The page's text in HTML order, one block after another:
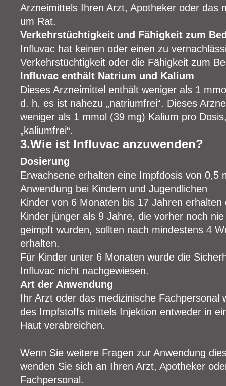
Arzneimittels Ihren Arzt, Apotheker oder das
um Rat.
Verkehrstüchtigkeit und Fähigkeit zum
Influvac hat keinen oder einen zu
Verkehrstüchtigkeit oder die Fähigkeit zum
Influvac enthält Natrium und Kalium
Dieses Arzneimittel enthält weniger als 1
d. h. es ist nahezu „natriumfrei“. Dieses
weniger als 1 mmol (39 mg) Kalium pro
„kaliumfrei“.
3.Wie ist Influvac anzuwenden?
Dosierung
Erwachsene erhalten eine Impfdosis von 0,5
Anwendung bei Kindern und Jugendlichen
Kinder von 6 Monaten bis 17 Jahren
Kinder jünger als 9 Jahre, die vorher noch
geimpft wurden, sollten nach mindestens 4
erhalten.
Für Kinder unter 6 Monaten wurde die
Influvac nicht nachgewiesen.
Art der Anwendung
Ihr Arzt oder das medizinische Fachpersonal
des Impfstoffs mittels Injektion entweder in
Haut verabreichen.
Wenn Sie weitere Fragen zur Anwendung
wenden Sie sich an Ihren Arzt, Apotheker
Fachpersonal.